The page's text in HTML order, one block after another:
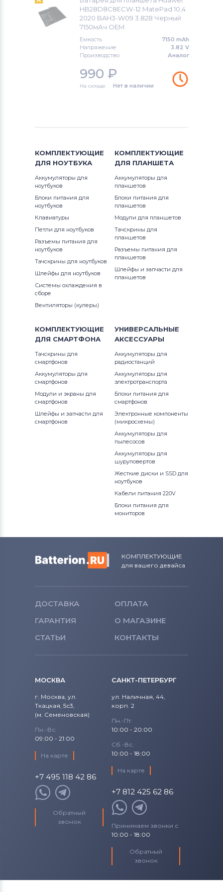
Аккумуляторы для планшетов
Аккумуляторы для планшетов
Аккумуляторы для планшетов
Аккумуляторы для планшетов
Samsung
Аккумуляторы для планшетов Sony
Аккумуляторы для планшетов
Huawei
Аккумуляторы для планшетов
Amazon
Аккумуляторы для планшетовAcer
Аккумуляторы для планшетов
Alcatel
Аккумуляторы для планшетовAsus
HB28D8C8ECW-12 MatePad 10,4
2020 BAH3-W09 3.82В Черный
7150мАч OEM
Емкость
7150 mAh
Напряжение
3.82 V
Производство
Аналог
990 ₽
На складе Нет в наличии
КОМПЛЕКТУЮЩИЕ
ДЛЯ НОУТБУКА
Аккумуляторы для
ноутбуков
Блоки питания для
ноутбуков
Клавиатуры
Петли для ноутбуков
Разъемы питания для
ноутбуков
Тачскрины для ноутбуков
Шлейфы для ноутбуков
Системы охлаждения в
сборе
Вентиляторы (кулеры)
КОМПЛЕКТУЮЩИЕ
ДЛЯ ПЛАНШЕТА
Аккумуляторы для
планшетов
Блоки питания для
планшетов
Модули для планшетов
Тачскрины для
планшетов
Разъемы питания для
планшетов
Шлейфы и запчасти для
планшетов
КОМПЛЕКТУЮЩИЕ
ДЛЯ СМАРТФОНА
Тачскрины для
смартфонов
Аккумуляторы для
смартфонов
Модули и экраны для
смартфонов
Шлейфы и запчасти для
смартфонов
УНИВЕРСАЛЬНЫЕ
АКСЕССУАРЫ
Аккумуляторы для
радиостанций
Аккумуляторы для
электротранспорта
Блоки питания для
смартфонов
Электронные компоненты
(микросхемы)
Аккумуляторы для
пылесосов
Аккумуляторы для
шуруповертов
Жесткие диски и SSD для
ноутбуков
Кабели питания 220V
Блоки питания для
мониторов
КОМПЛЕКТУЮЩИЕ
для вашего девайса
ДОСТАВКА
ОПЛАТА
ГАРАНТИЯ
О МАГАЗИНЕ
СТАТЬИ
КОНТАКТЫ
МОСКВА
г. Москва, ул.
Ткацкая, 5с3,
(м. Семеновская)
Пн.-Вс.
09:00 - 21:00
На карте
+7 495 118 42 86
Обратный
звонок
САНКТ-ПЕТЕРБУРГ
ул. Наличная, 44,
корп. 2
Пн.-Пт.
10:00 - 20:00
Сб.-Вс.
10:00 - 18:00
На карте
+7 812 425 62 86
Принимаем звонки с
10:00 - 18:00
Обратный
звонок